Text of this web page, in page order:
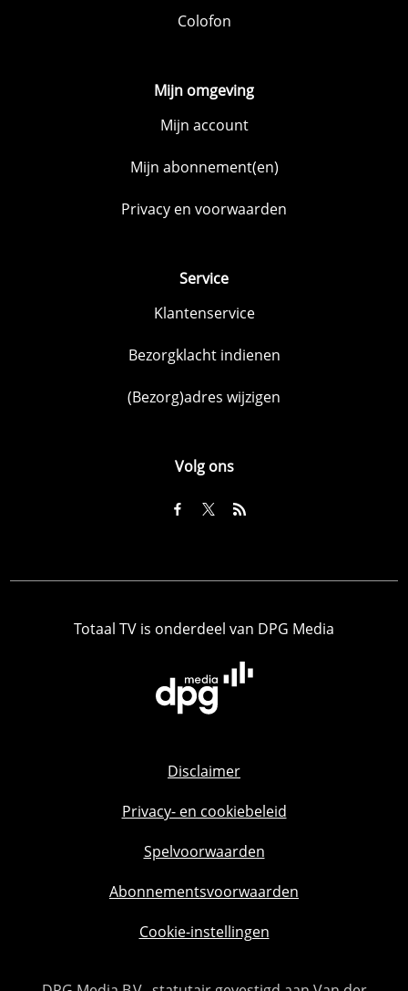
Colofon
Mijn omgeving
Mijn account
Mijn abonnement(en)
Privacy en voorwaarden
Service
Klantenservice
Bezorgklacht indienen
(Bezorg)adres wijzigen
Volg ons
Totaal TV is onderdeel van DPG Media
Disclaimer
Privacy- en cookiebeleid
Spelvoorwaarden
Abonnementsvoorwaarden
Cookie-instellingen